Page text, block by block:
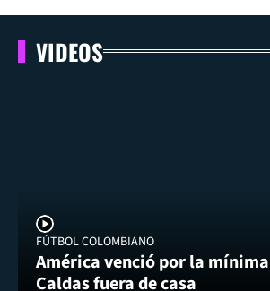
VIDEOS
FÚTBOL COLOMBIANO
América venció por la mínima
Caldas fuera de casa